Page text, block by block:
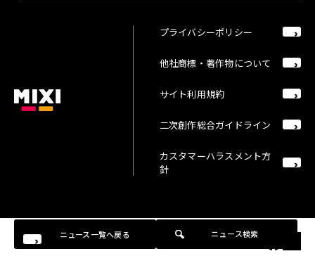
ニュース一覧へ戻る ニュース検索
プライバシーポリシー
他社商標・著作物について
サイト利用規約
二次創作総合ガイドライン
カスタマーハラスメント方
針
©MIXI